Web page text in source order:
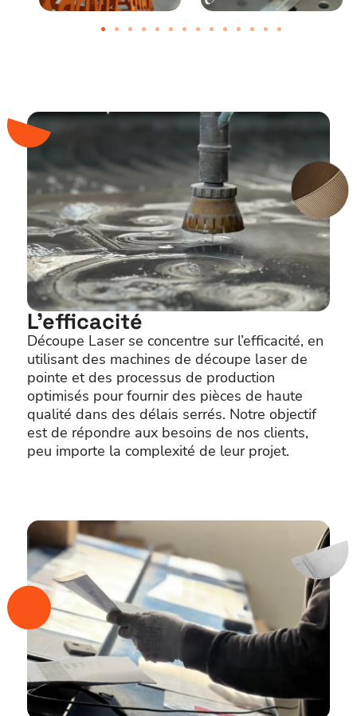
L’efficacité
Découpe Laser se concentre sur l’efficacité, en
utilisant des machines de découpe laser de
pointe et des processus de production
optimisés pour fournir des pièces de haute
qualité dans des délais serrés. Notre objectif
est de répondre aux besoins de nos clients,
peu importe la complexité de leur projet.